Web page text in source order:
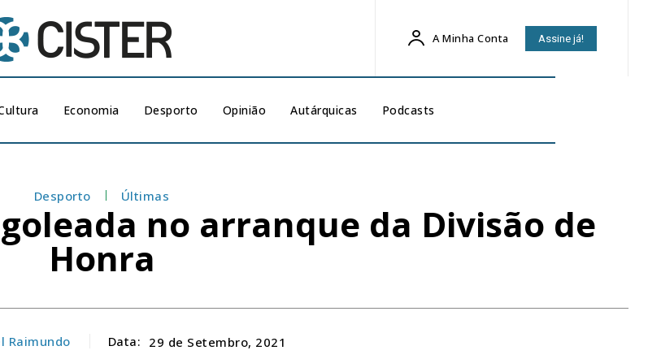
A Minha Conta Assine já!
Economia Desporto Opinião Autárquicas Podcasts
Desporto Últimas
no arranque da Divisão de
Honra
Raimundo Data: 29 de Setembro, 2021